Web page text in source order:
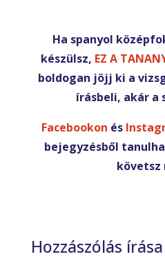
Ha spanyol
készülsz, EZ A
boldogan jöjj ki a
írásbeli, akár a
Facebookon és
bejegyzésből
követsz
Hozzászólás írása